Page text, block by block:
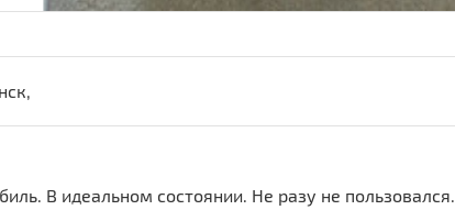
В идеальном состоянии. Не разу не пользовался.